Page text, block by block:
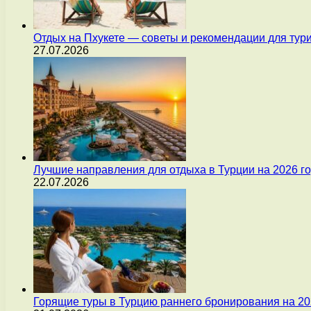
Отдых на Пхукете — советы и рекомендации для
27.07.2026
Лучшие направления для отдыха в Турции на 2026
22.07.2026
Горящие туры в Турцию раннего бронирования на